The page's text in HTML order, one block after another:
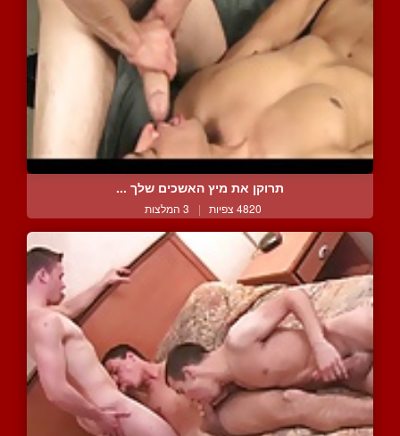
תרוקן את מיץ האשכים שלך ...
4820 צפיות | 3 המלצות